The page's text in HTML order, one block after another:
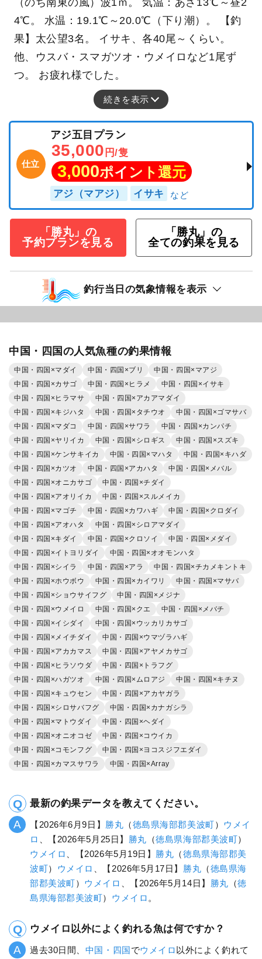
（のち南東の風）波1ｍ。 気温：あさ13℃～昼2
4℃。 水温：19.1℃～20.0℃（下り潮）。 【釣
果】太公望3名。 イサキ、各40尾～くらい。
他、ウスバ・スマガツオ・ウメイロなど1尾ず
つ。 お疲れ様でした。
続きを表示
仕立
アジ五目プラン
35,000 円/隻
3,000ポイント還元
アジ（マアジ） イサキ
「勝丸」の
予約プランを見る
「勝丸」の
全ての釣果を見る
釣行当日の気象情報を表示
中国・四国の人気魚種の釣果情報
中国・四国×マダイ 中国・四国×ブリ
中国・四国×マアジ
中国・四国×カサゴ
中国・四国×ヒラメ
中国・四国×イサキ
中国・四国×ヒラマサ
中国・四国×アカアマダイ
中国・四国×キジハタ
中国・四国×タチウオ
中国・四国×ゴマサバ
中国・四国×マダコ
中国・四国×サワラ
中国・四国×カンパチ
中国・四国×ヤリイカ
中国・四国×シロギス
中国・四国×スズキ
中国・四国×ケンサキイカ
中国・四国×マハタ
中国・四国×キハダ
中国・四国×カツオ
中国・四国×アカハタ
中国・四国×メバル
中国・四国×オニカサゴ
中国・四国×チダイ
中国・四国×アオリイカ
中国・四国×スルメイカ
中国・四国×マゴチ
中国・四国×カワハギ
中国・四国×クロダイ
中国・四国×アオハタ
中国・四国×シロアマダイ
中国・四国×キダイ
中国・四国×クロソイ
中国・四国×メダイ
中国・四国×イトヨリダイ
中国・四国×オオモンハタ
中国・四国×シイラ
中国・四国×アラ
中国・四国×チカメキントキ
中国・四国×ホウボウ
中国・四国×カイワリ
中国・四国×マサバ
中国・四国×ショウサイフグ
中国・四国×メジナ
中国・四国×ウメイロ
中国・四国×クエ
中国・四国×メバチ
中国・四国×イシダイ
中国・四国×ウッカリカサゴ
中国・四国×メイチダイ
中国・四国×ウマヅラハギ
中国・四国×アカカマス
中国・四国×アヤメカサゴ
中国・四国×ヒラソウダ
中国・四国×トラフグ
中国・四国×ハガツオ
中国・四国×ムロアジ
中国・四国×キチヌ
中国・四国×キュウセン
中国・四国×アカヤガラ
中国・四国×シロサバフグ
中国・四国×カナガシラ
中国・四国×マトウダイ
中国・四国×ヘダイ
中国・四国×オニオコゼ
中国・四国×コウイカ
中国・四国×コモンフグ
中国・四国×ヨコスジフエダイ
中国・四国×カマスサワラ
中国・四国×Array
最新の釣果データを教えてください。
【2026年6月9日】 勝丸 （徳島県海部郡美波町） ウメイ
ロ
、【2026年5月25日】 勝丸 （徳島県海部郡美波町）
ウメイロ
、【2026年5月19日】 勝丸 （徳島県海部郡美
波町） ウメイロ 、【2026年5月17日】 勝丸 （徳島県海
部郡美波町） ウメイロ 、【2026年5月14日】 勝丸 （徳
島県海部郡美波町） ウメイロ 。
ウメイロ以外によく釣れる魚は何ですか？
過去30日間、 中国・四国でウメイロ 以外によく釣れて